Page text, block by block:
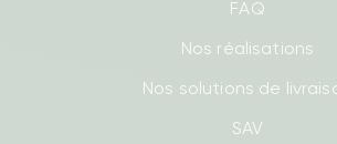
FAQ
Nos réalisations
Nos solutions de
SAV